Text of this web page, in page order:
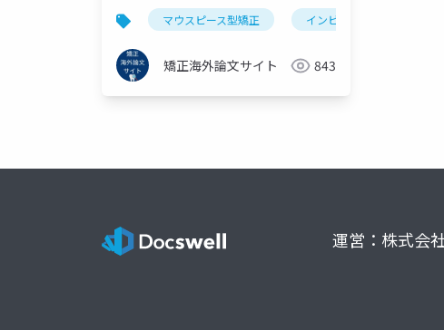
マウスピース型矯正 インビザライン
矯正海外論文サイト 843
運営：株式会